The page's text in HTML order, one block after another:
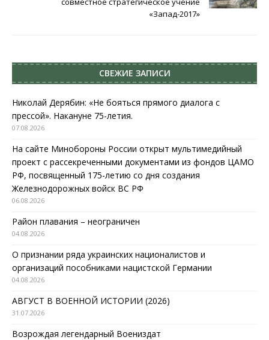
«Запад-2017»
СВЕЖИЕ ЗАПИСИ
Николай Дерябин: «Не бояться прямого диалога с
прессой». Накануне 75-летия.
07.08.2026
На сайте Минобороны России открыт мультимедийный
проект с рассекреченными документами из фондов ЦАМО
РФ, посвященный 175-летию со дня создания
Железнодорожных войск ВС РФ
06.08.2026
Район плавания – неограничен
04.08.2026
О признании ряда украинских националистов и
организаций пособниками нацистской Германии
04.08.2026
АВГУСТ В ВОЕННОЙ ИСТОРИИ (2026)
31.07.2026
Возрождая легендарный Воениздат